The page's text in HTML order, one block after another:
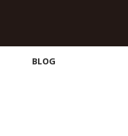
BLOG